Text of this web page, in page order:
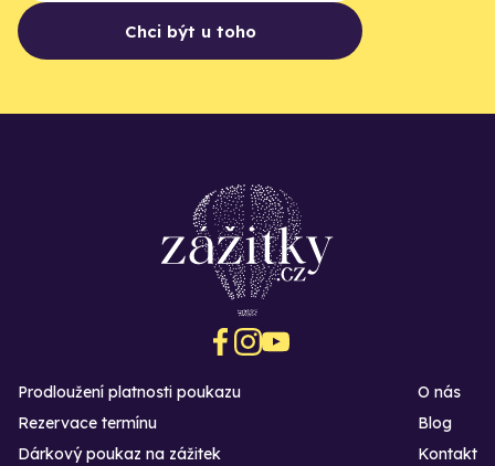
Chci být u toho
Prodloužení platnosti poukazu
Rezervace termínu
Dárkový poukaz na zážitek
O nás
Blog
Kontakt